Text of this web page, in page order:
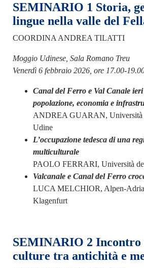
SEMINARIO 1 Storia,
lingue nella valle del
COORDINA ANDREA TILATTI
Moggio Udinese, Sala Romano Treu
Venerdì 6 febbraio 2026, ore 17.00-
Canal del Ferro e Val Canale
popolazione, economia e
ANDREA GUARAN, Università
Udine
L’occupazione tedesca di una
multiculturale
PAOLO FERRARI, Università
Valcanale e Canal del Ferro
LUCA MELCHIOR, Alpen-
Klagenfurt
SEMINARIO 2 Incontro
culture tra antichità e